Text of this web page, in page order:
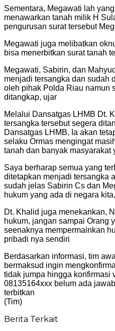
Sementara, Megawati lah
menawarkan tanah milik H
pengurusan surat tersebut
Megawati juga melibatkan
bisa menerbitkan surat tanah
Megawati, Sabirin, dan
menjadi tersangka dan sudah
oleh pihak Polda Riau namun
ditangkap, ujar
Melalui Dansatgas LHMB Dt.
tersangka tersebut segera
Dansatgas LHMB, Ia akan
selaku Ormas mengingat
tanah dan banyak masyarakat
Saya berharap semua yang
ditetapkan menjadi tersangka
sudah jelas Sabirin Cs dan
hukum yang ada di negara
Dt. Khalid juga menekankan,
hukum, jangan sampai Orang
seenaknya mempermainkan
pribadi nya sendiri
Berdasarkan informasi, tim
bermaksud ingin
tidak jumpa hingga konfirmasi
08135164xxx belum ada
terbitkan
(Tim)
Berita Terkait